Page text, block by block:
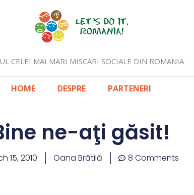
CELEI MAI MARI MISCARI SOCIALE DIN ROMANIA
HOME DESPRE PARTENERI
ne-aţi găsit!
15, 2010 Oana Brătilă 8 Comments